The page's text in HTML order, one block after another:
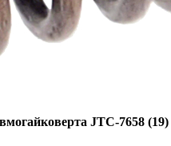
JTC-7658 (19)